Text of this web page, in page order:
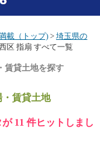
載（トップ) > 埼玉県の
区 指扇 すべて一覧
賃貸土地を探す
賃貸土地
11 件ヒットしまし